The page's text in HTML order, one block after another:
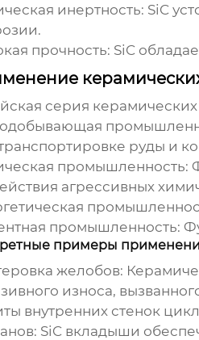
инертность: SiC
прочность: SiC
серия
руды и
промышленность:
агрессивных
промышленность:
примеры
желобов:
износа,
внутренних стенок
SiC вкладыши